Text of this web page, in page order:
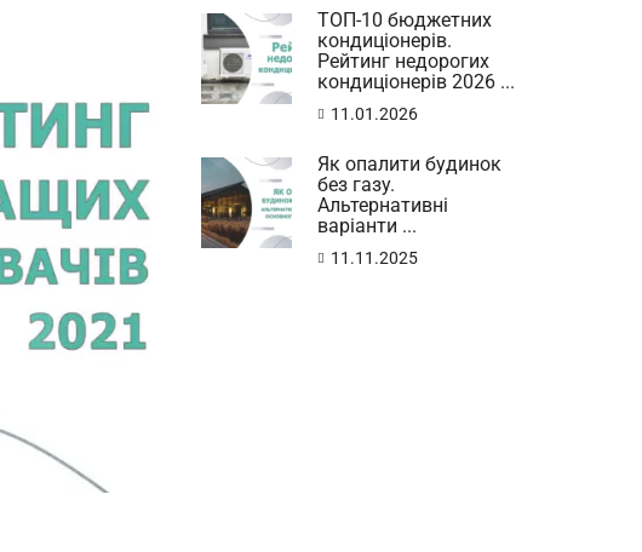
ТОП-10 бюджетних
кондиціонерів.
Рейтинг недорогих
кондиціонерів 2026 ...
11.01.2026
Як опалити будинок
без газу.
Альтернативні
варіанти ...
11.11.2025